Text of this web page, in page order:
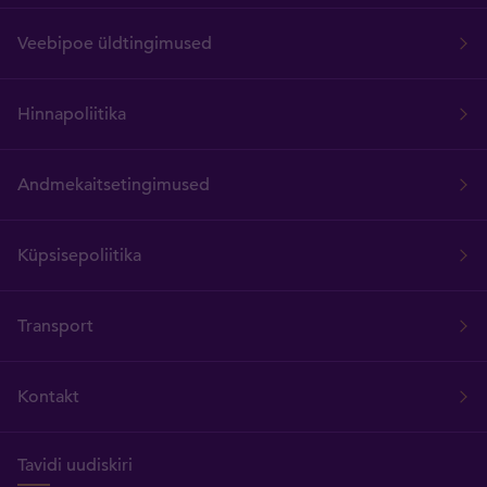
Veebipoe üldtingimused
Hinnapoliitika
Andmekaitsetingimused
Küpsisepoliitika
Transport
Kontakt
Tavidi uudiskiri